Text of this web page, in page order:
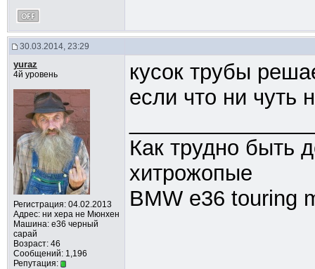
30.03.2014, 23:29
yuraz
4й уровень
Регистрация: 04.02.2013
Адрес: ни хера не Мюнхен
Машина: е36 черный
сарай
Возраст: 46
Сообщений: 1,196
Репутация:
кусок трубы
если что ни чуть
Как трудно быть
хитрожопые
BMW e36 touring